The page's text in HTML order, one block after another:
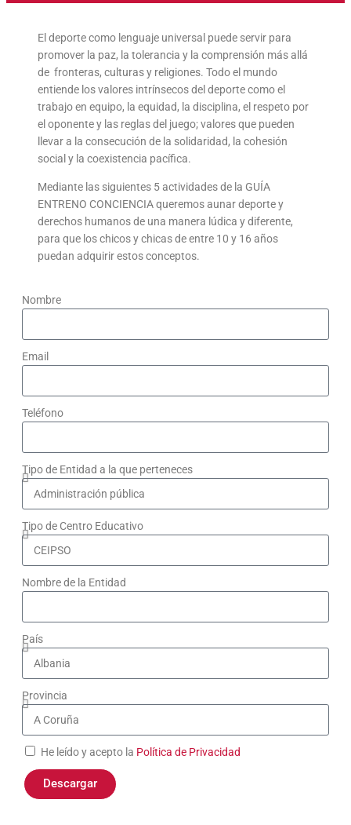
El deporte como lenguaje universal puede servir para
promover la paz, la tolerancia y la comprensión más allá
de fronteras, culturas y religiones. Todo el mundo
entiende los valores intrínsecos del deporte como el
trabajo en equipo, la equidad, la disciplina, el respeto por
el oponente y las reglas del juego; valores que pueden
llevar a la consecución de la solidaridad, la cohesión
social y la coexistencia pacífica.
Mediante las siguientes 5 actividades de la GUÍA
ENTRENO CONCIENCIA queremos aunar deporte y
derechos humanos de una manera lúdica y diferente,
para que los chicos y chicas de entre 10 y 16 años
puedan adquirir estos conceptos.
Nombre
Email
Teléfono
Tipo de Entidad a la que perteneces
Tipo de Centro Educativo
Nombre de la Entidad
País
Provincia
He leído y acepto la Política de Privacidad
Descargar